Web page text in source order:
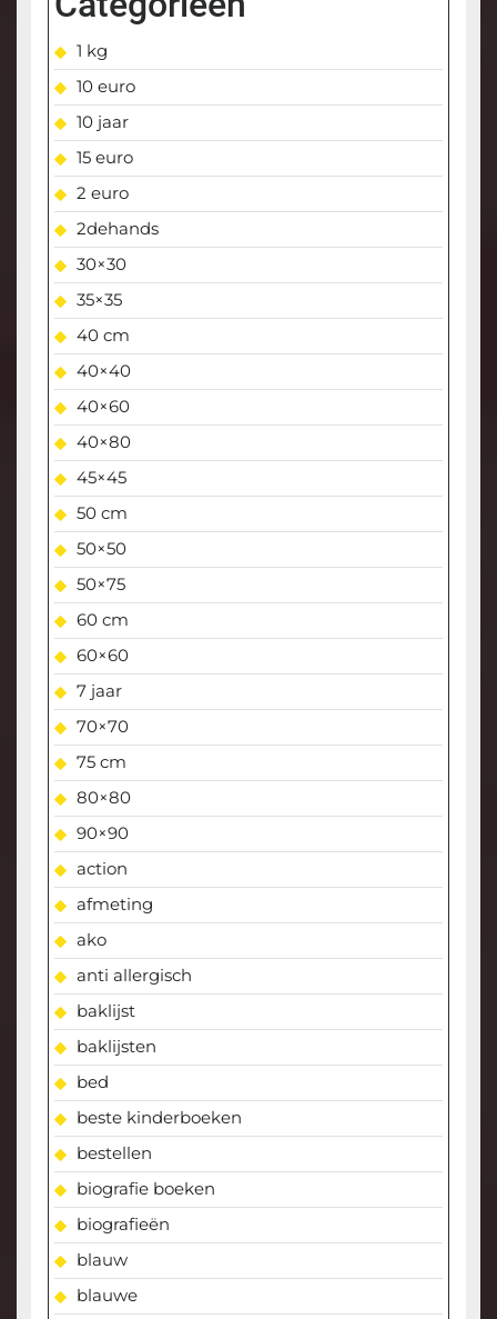
1 kg
10 euro
10 jaar
15 euro
2 euro
2dehands
30×30
35×35
40 cm
40×40
40×60
40×80
45×45
50 cm
50×50
50×75
60 cm
60×60
7 jaar
70×70
75 cm
80×80
90×90
action
afmeting
ako
anti allergisch
baklijst
baklijsten
bed
beste kinderboeken
bestellen
biografie boeken
biografieën
blauw
blauwe